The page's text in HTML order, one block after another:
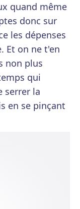
quand même
donc sur
les dépenses
Et on ne t'en
non plus
qui
serrer la
en se pinçant